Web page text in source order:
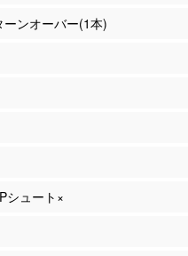
ンオーバー(1本)
シュート×